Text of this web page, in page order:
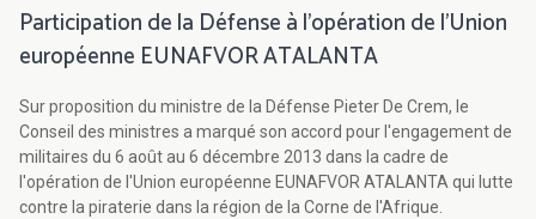
Participation de la Défense à l'opération de l'Union
européenne EUNAFVOR ATALANTA
Sur proposition du ministre de la Défense Pieter De Crem, le
Conseil des ministres a marqué son accord pour l'engagement de
militaires du 6 août au 6 décembre 2013 dans la cadre de
l'opération de l'Union européenne EUNAFVOR ATALANTA qui lutte
contre la piraterie dans la région de la Corne de l'Afrique.